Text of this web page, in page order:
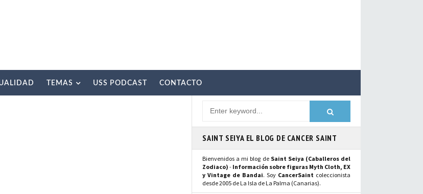
TEMAS USS PODCAST CONTACTO
SAINT SEIYA EL BLOG DE CANCER SAINT
Bienvenidos a mi blog de Saint Seiya (Caballeros del
Zodiaco) - Información sobre figuras Myth Cloth, EX
y Vintage de Bandai. Soy CancerSaint coleccionista
desde 2005 de La Isla de La Palma (Canarias).